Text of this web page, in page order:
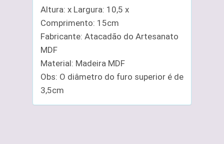
Altura: x Largura: 10,5 x
Comprimento: 15cm
Fabricante: Atacadão do Artesanato
MDF
Material: Madeira MDF
Obs: O diâmetro do furo superior é de
3,5cm